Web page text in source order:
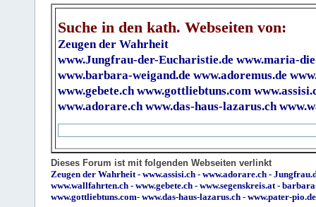
Suche in den kath. Webseiten von:
Zeugen der Wahrheit
www.Jungfrau-der-Eucharistie.de www.maria-
www.barbara-weigand.de www.adoremus.de
www.gebete.ch www.gottliebtuns.com
www.adorare.ch www.das-haus-lazarus.ch
Dieses Forum ist mit folgenden Webseiten verlinkt
Zeugen der Wahrheit - www.assisi.ch - www.adorare.ch -
www.wallfahrten.ch - www.gebete.ch - www.segenskreis.at -
www.gottliebtuns.com- www.das-haus-lazarus.ch - www.pater-pio.de